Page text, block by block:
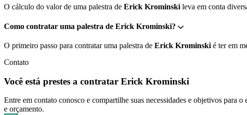
O cálculo do valor de uma palestra de Erick Krominski leva em conta
Como contratar uma palestra de Erick Krominski?
O primeiro passo para contratar uma palestra de Erick Krominski é ter em
Contato
Você está prestes a contratar Erick Krominski
Entre em contato conosco e compartilhe suas necessidades e objetivos para
e orçamento.